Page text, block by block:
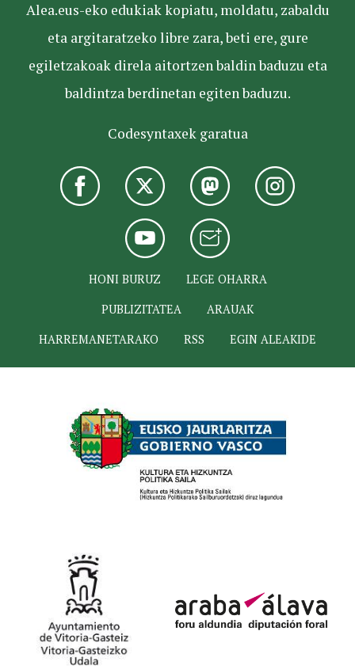
Alea.eus-eko edukiak kopiatu, moldatu, zabaldu
eta argitaratzeko libre zara, beti ere, gure
egiletzakoak direla aitortzen baldin baduzu eta
baldintza berdinetan egiten baduzu.
Codesyntaxek garatua
HONI BURUZ
LEGE OHARRA
PUBLIZITATEA
ARAUAK
HARREMANETARAKO
RSS EGIN ALEAKIDE